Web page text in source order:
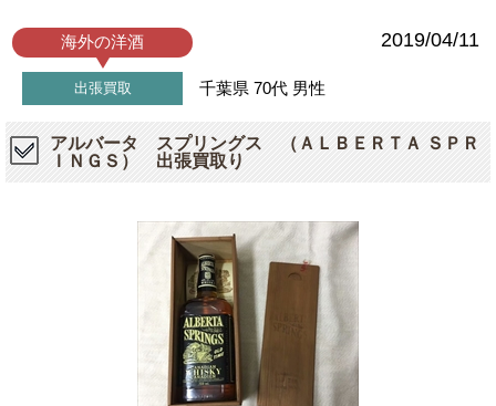
海外の洋酒 2019/04/11
出張買取 千葉県 70代 男性
アルバータ スプリングス （ＡＬＢＥＲＴＡ ＳＰＲ
ＩＮＧＳ） 出張買取り